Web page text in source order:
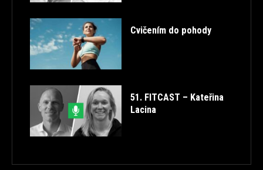
Cvičením do pohody
51. FITCAST – Kateřina
Lacina